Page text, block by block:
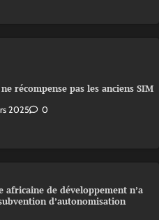
récompense pas les anciens SIM
2025 0
africaine de développement n’a
d’autonomisation